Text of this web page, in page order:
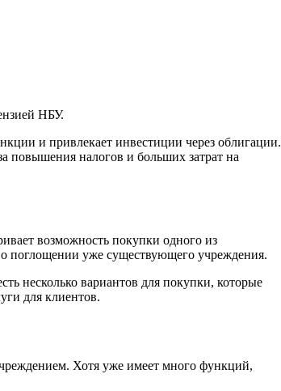
НБУ.
и привлекает инвестиции через облигации.
повышения налогов и больших затрат на
возможность покупки одного из
поглощении уже существующего учреждения.
несколько вариантов для покупки, которые
для клиентов.
Хотя уже имеет много функций,